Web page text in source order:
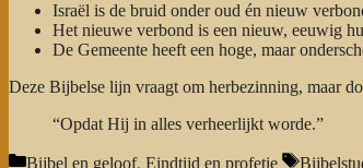
Israël is de bruid onder oud én nieuw
Het nieuwe verbond is een nieuw, eeuwig
De Gemeente heeft een hoge, maar
Deze Bijbelse lijn vraagt om herbezinning, maar
“Opdat Hij in alles verheerlijkt worde.”
Categorieën
Bijbel en geloof, Eindtijd en profetie Tags